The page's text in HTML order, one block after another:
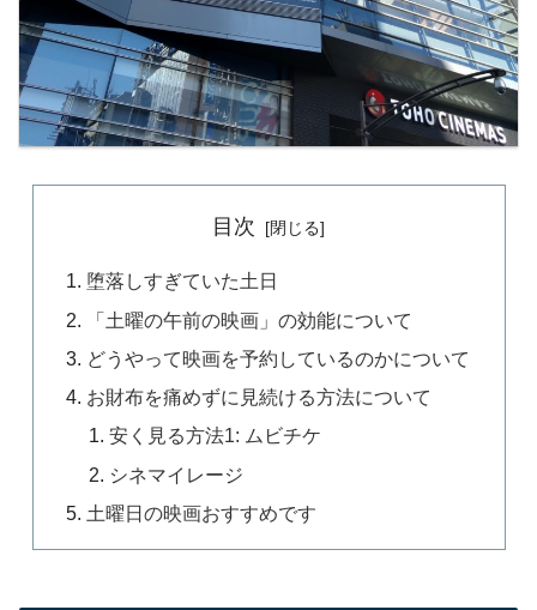
目次
堕落しすぎていた土日
「土曜の午前の映画」の効能について
どうやって映画を予約しているのかについて
お財布を痛めずに見続ける方法について
安く見る方法1: ムビチケ
シネマイレージ
土曜日の映画おすすめです